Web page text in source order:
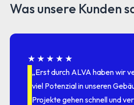
Was unsere Kunden
★★★★★
„Erst durch ALVA haben wir
viel Potenzial in unseren
Projekte gehen schnell und